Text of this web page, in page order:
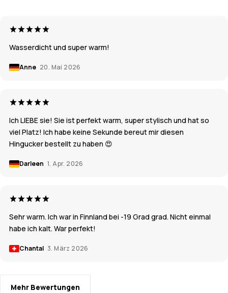
Wasserdicht und super warm!
Anne 20. Mai 2026
Ich LIEBE sie! Sie ist perfekt warm, super stylisch und hat so
viel Platz! Ich habe keine Sekunde bereut mir diesen
Hingucker bestellt zu haben 😍
Darleen 1. Apr. 2026
Sehr warm. Ich war in Finnland bei -19 Grad grad. Nicht einmal
habe ich kalt. War perfekt!
Chantal 3. März 2026
Mehr Bewertungen